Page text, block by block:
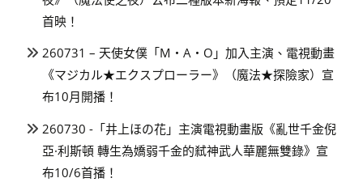
首映！
260731 – 天使女僕「M・A・O」加入主演、電視動畫
《マジカル★エクスプローラー》（魔法★探險家）宣
布10月開播！
260730 -「井上ほの花」主演電視動畫版《亂世千金倪
亞·利斯頓 轉生為嬌弱千金的弒神武人華麗無雙錄》宣
布10/6首播！